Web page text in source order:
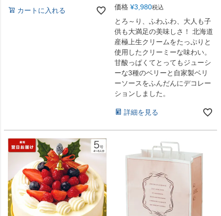
カートに入れる
価格 ¥3,980税込
とろ～り、ふわふわ、大人も子
供も大満足の美味しさ！ 北海道
産極上生クリームをたっぷりと
使用したクリーミーな味わい。
甘酸っぱくてとってもジューシ
ーな3種のベリーと自家製ベリ
ーソースをふんだんにデコレー
ションしました。
詳細を見る